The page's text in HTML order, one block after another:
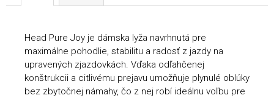
Head Pure Joy je dámska lyža navrhnutá pre
maximálne pohodlie, stabilitu a radosť z jazdy na
upravených zjazdovkách. Vďaka odľahčenej
konštrukcii a citlivému prejavu umožňuje plynulé oblúky
bez zbytočnej námahy, čo z nej robí ideálnu voľbu pre